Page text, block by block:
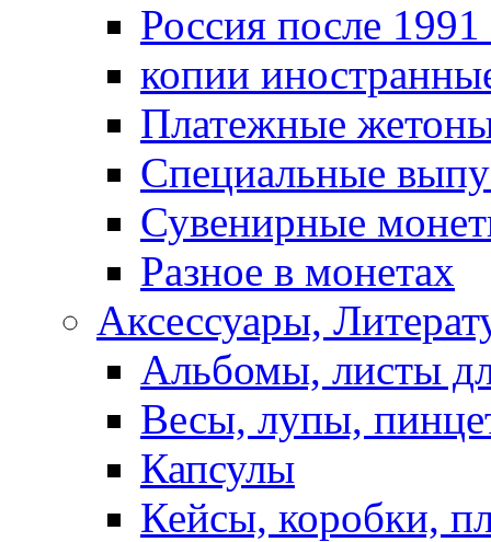
Россия после 1991
копии
Платежные
Специальные
Сувенирные
Разное в монетах
Аксессуары,
Альбомы, листы
Весы, лупы,
Капсулы
Кейсы, коробки,